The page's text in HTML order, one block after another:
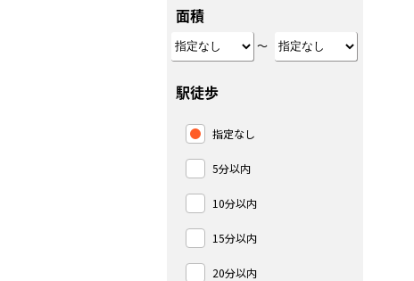
面積
～
駅徒歩
指定なし
5分以内
10分以内
15分以内
20分以内